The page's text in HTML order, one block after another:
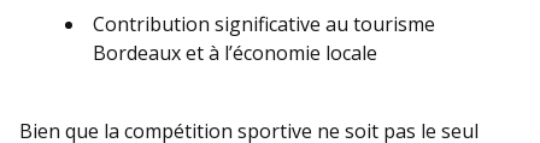
Contribution significative au tourisme
Bordeaux et à l’économie locale
Bien que la compétition sportive ne soit pas le seul